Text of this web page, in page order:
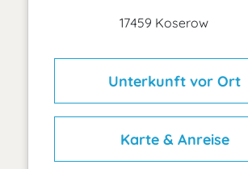
17459 Koserow
Unterkunft vor Ort
Karte & Anreise